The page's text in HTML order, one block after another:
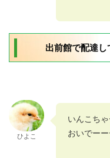
出前館で配達し
ひよこ
いんこち
おいでー